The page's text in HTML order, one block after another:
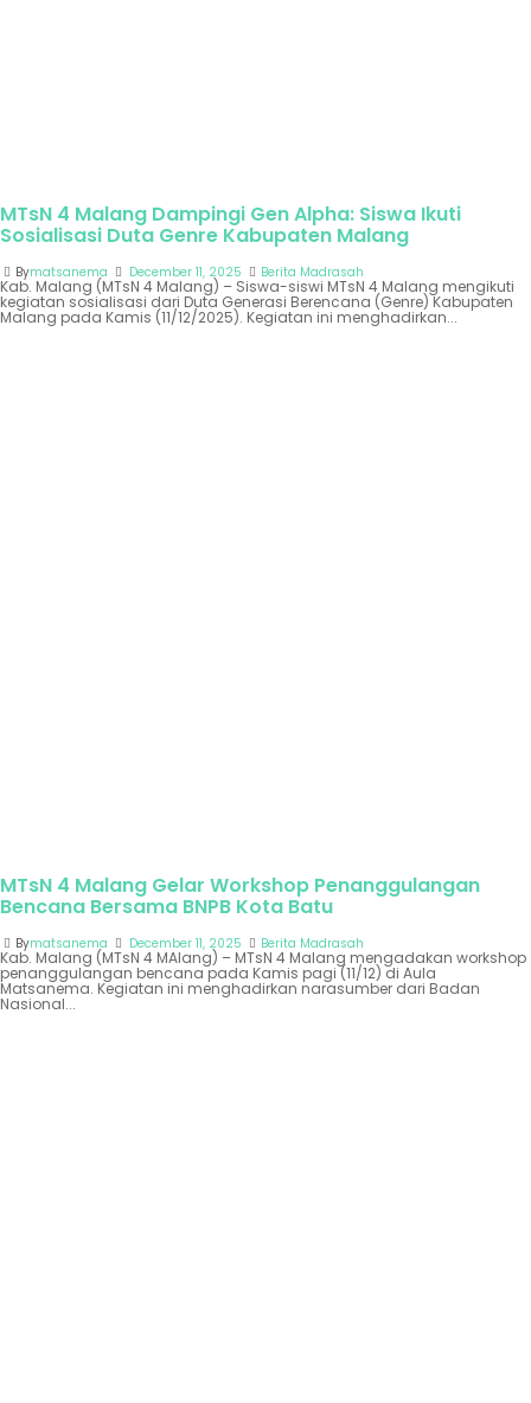
MTsN 4 Malang Dampingi Gen Alpha: Siswa Ikuti
Sosialisasi Duta Genre Kabupaten Malang
Bymatsanema December 11, 2025 Berita Madrasah
Kab. Malang (MTsN 4 Malang) – Siswa-siswi MTsN 4 Malang mengikuti
kegiatan sosialisasi dari Duta Generasi Berencana (Genre) Kabupaten
Malang pada Kamis (11/12/2025). Kegiatan ini menghadirkan...
MTsN 4 Malang Gelar Workshop Penanggulangan
Bencana Bersama BNPB Kota Batu
Bymatsanema December 11, 2025 Berita Madrasah
Kab. Malang (MTsN 4 MAlang) – MTsN 4 Malang mengadakan workshop
penanggulangan bencana pada Kamis pagi (11/12) di Aula
Matsanema. Kegiatan ini menghadirkan narasumber dari Badan
Nasional...